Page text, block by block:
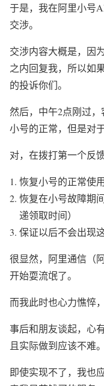
于是，我在阿里小号
交涉。
交涉内容大概是，因
之内回复我，所以如
的投诉你们。
然后，中午2点刚过
小号的正常，但是对
对，在拨打第一个反
恢复小号的正常使
恢复在小号故障期
递领取时间）
保证以后不会出现
很显然，阿里通信（
开始耍流氓了。
而我此时也心力憔悴
事后和朋友谈起，心
且实际做到应该不难。
即使实现不了，我也